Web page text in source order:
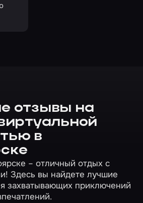
отзывы на
в
– отличный отдых с
Здесь вы найдете лучшие
захватывающих приключений